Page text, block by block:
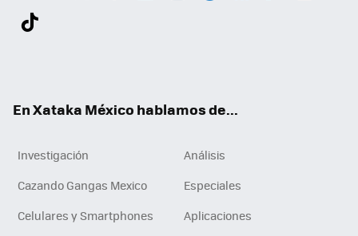
En Xataka México hablamos de...
Investigación
Análisis
Cazando Gangas Mexico
Especiales
Celulares y Smartphones
Aplicaciones